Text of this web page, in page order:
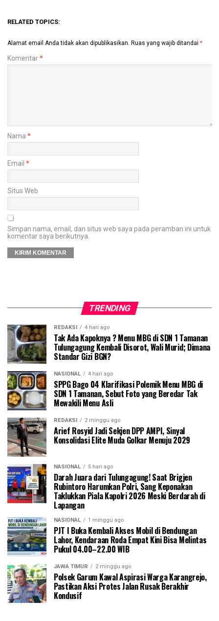
RELATED TOPICS:
Alamat email Anda tidak akan dipublikasikan. Ruas yang wajib ditandai *
Komentar*
Nama *
Email *
Situs Web
Simpan nama, email, dan situs web saya pada peramban ini untuk
komentar saya berikutnya.
TRENDING
REDAKSI 4 hari ago
Tak Ada Kapoknya ? Menu MBG di SDN 1 Tamanan
Tulungagung Kembali Disorot, Wali Murid; Dimana
Standar Gizi BGN?
NASIONAL 4 hari ago
SPPG Bago 04 Klarifikasi Polemik Menu MBG di
SDN 1 Tamanan, Sebut Foto yang Beredar Tak
Mewakili Menu Asli
REDAKSI 2 minggu ago
Arief Rosyid Jadi Sekjen DPP AMPI, Sinyal
Konsolidasi Elite Muda Golkar Menuju 2029
NASIONAL 5 hari ago
Darah Juara dari Tulungagung! Saat Brigjen
Rubintoro Harumkan Polri, Sang Keponakan
Taklukkan Piala Kapolri 2026 Meski Berdarah di
Lapangan
NASIONAL 1 minggu ago
PJT I Buka Kembali Akses Mobil di Bendungan
Lahor, Kendaraan Roda Empat Kini Bisa Melintas
Pukul 04.00–22.00 WIB
JAWA TIMUR 2 minggu ago
Polsek Garum Kawal Aspirasi Warga Karangrejo,
Pastikan Aksi Protes Jalan Rusak Berakhir
Kondusif